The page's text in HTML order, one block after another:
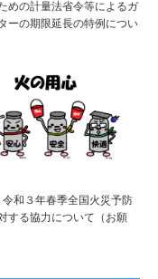
めの計量法省令等によるガ
ーの期限延長の特例につい
令和３年春季全国火災予防
する協力について（お願